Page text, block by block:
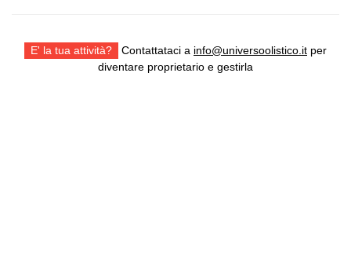
E' la tua attività? Contattataci a info@universoolistico.it per
diventare proprietario e gestirla